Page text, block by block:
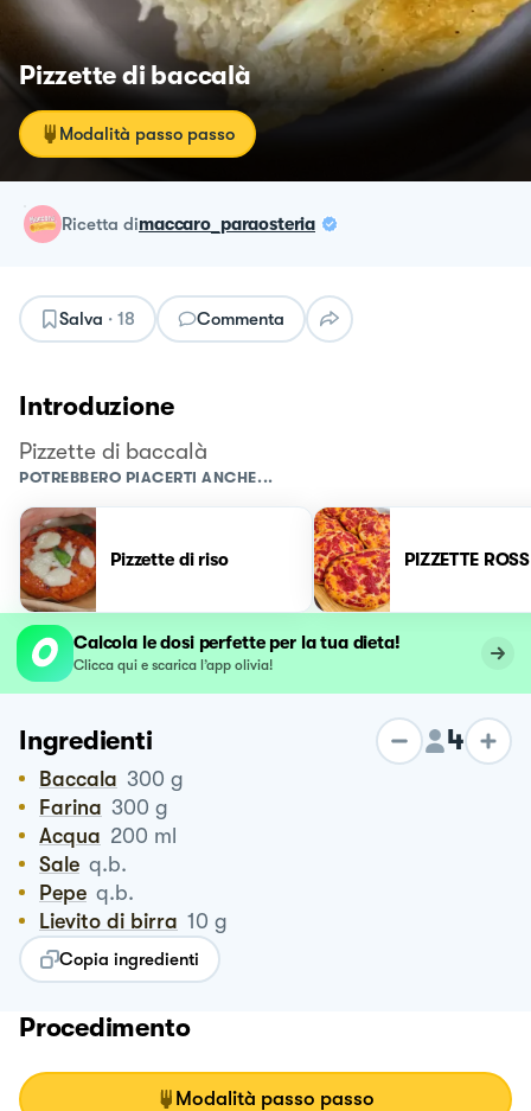
Pizzette di baccalà
Modalità passo passo
ricetta dimaccaro_paraosteria
Salva · 18 Commenta
Introduzione
Pizzette di baccalà
POTREBBERO PIACERTI ANCHE...
Pizzette di riso PIZZETTE
Calcola le dosi perfette per la tua dieta!
Clicca qui e scarica l’app olivia!
Ingredienti 4
Baccala 300 g
Farina 300 g
Acqua 200 ml
Sale q.b.
Pepe q.b.
Lievito di birra 10 g
Copia ingredienti
Procedimento
Modalità passo passo